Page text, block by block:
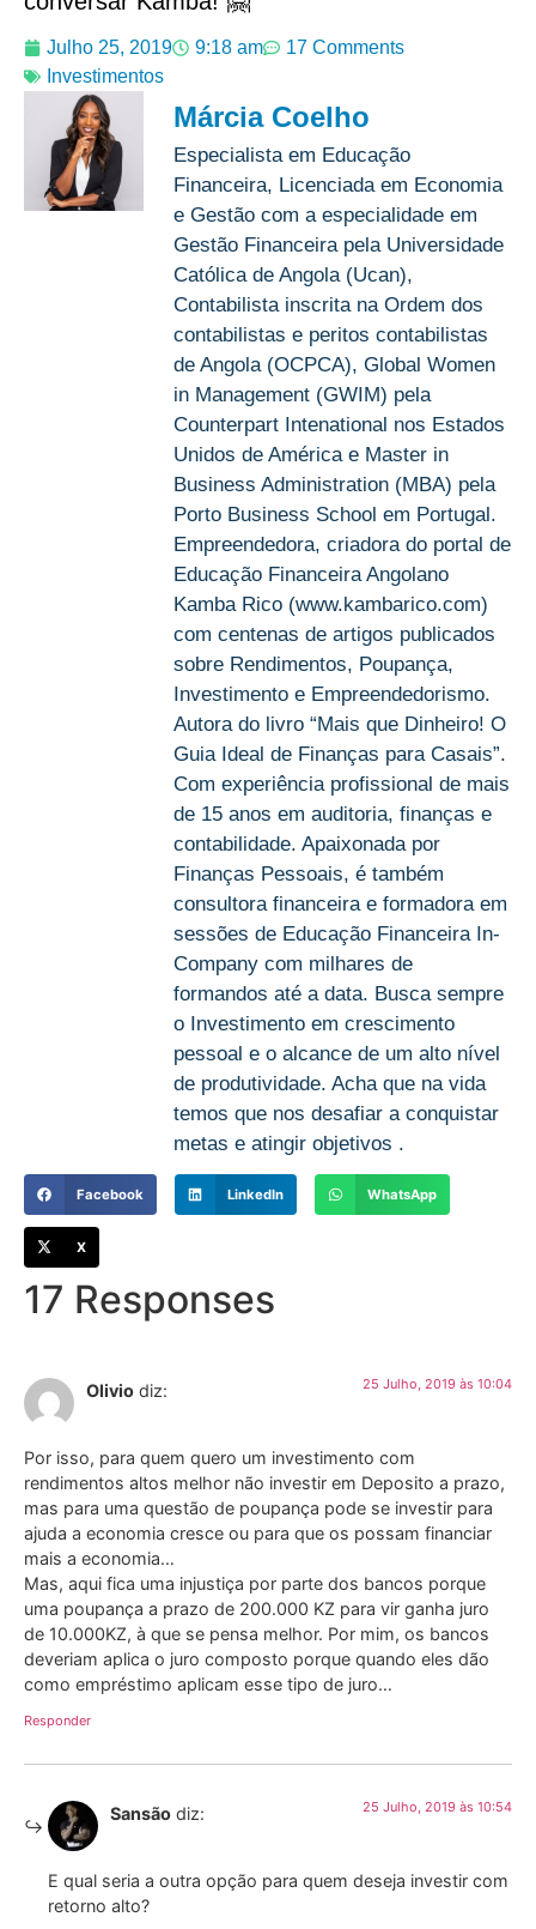
Julho 25, 2019 9:18 am
17 Comments
Investimentos
Márcia Coelho
Especialista em Educação
Financeira, Licenciada em Economia
e Gestão com a especialidade em
Gestão Financeira pela Universidade
Católica de Angola (Ucan),
Contabilista inscrita na Ordem dos
contabilistas e peritos contabilistas
de Angola (OCPCA), Global Women
in Management (GWIM) pela
Counterpart Intenational nos Estados
Unidos de América e Master in
Business Administration (MBA) pela
Porto Business School em Portugal.
Empreendedora, criadora do portal de
Educação Financeira Angolano
Kamba Rico (www.kambarico.com)
com centenas de artigos publicados
sobre Rendimentos, Poupança,
Investimento e Empreendedorismo.
Autora do livro “Mais que Dinheiro! O
Guia Ideal de Finanças para Casais”.
Com experiência profissional de mais
de 15 anos em auditoria, finanças e
contabilidade. Apaixonada por
Finanças Pessoais, é também
consultora financeira e formadora em
sessões de Educação Financeira In-
Company com milhares de
formandos até a data. Busca sempre
o Investimento em crescimento
pessoal e o alcance de um alto nível
de produtividade. Acha que na vida
temos que nos desafiar a conquistar
metas e atingir objetivos .
Facebook LinkedIn WhatsApp
X
17 Responses
Olivio diz: 25 Julho, 2019 às 10:04
Por isso, para quem quero um investimento com
rendimentos altos melhor não investir em Deposito a prazo,
mas para uma questão de poupança pode se investir para
ajuda a economia cresce ou para que os possam financiar
mais a economia…
Mas, aqui fica uma injustiça por parte dos bancos porque
uma poupança a prazo de 200.000 KZ para vir ganha juro
de 10.000KZ, à que se pensa melhor. Por mim, os bancos
deveriam aplica o juro composto porque quando eles dão
como empréstimo aplicam esse tipo de juro…
Responder
Sansão diz: 25 Julho, 2019 às 10:54
E qual seria a outra opção para quem deseja investir com
retorno alto?